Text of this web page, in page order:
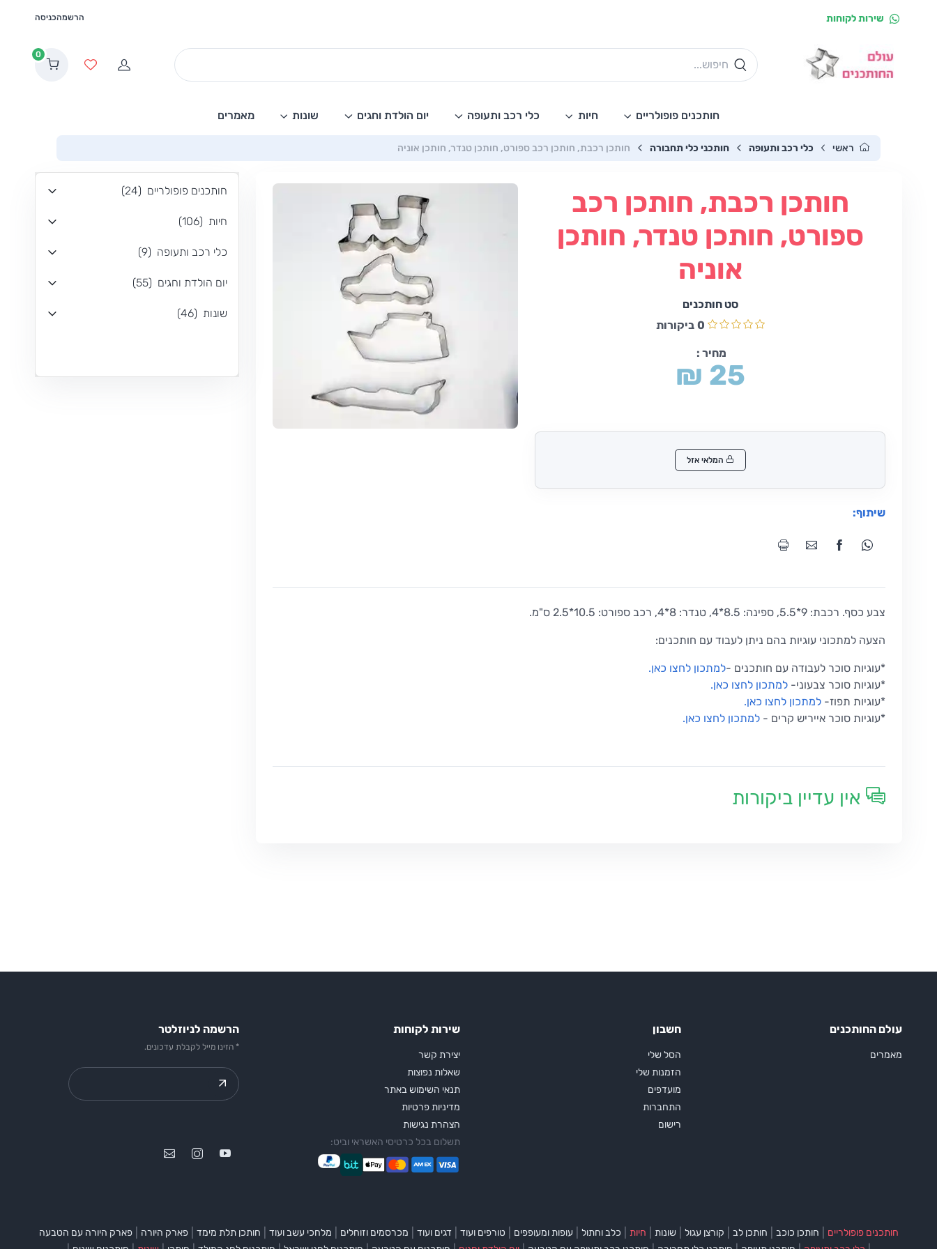
שירות לקוחות הרשמהכניסה
הרשמהמועדפים
0
חותכנים פופולריים חיות כלי רכב ותעופה יום הולדת וחגים שונות מאמרים
ראשי כלי רכב ותעופה חותכני כלי תחבורה חותכן רכבת, חותכן רכב ספורט, חותכן טנדר, חותכן אוניה
חותכן רכבת, חותכן רכב
ספורט, חותכן טנדר, חותכן
אוניה
סט חותכנים
0 ביקורות
מחיר :
₪ 25
המלאי אזל
שיתוף:
צבע כסף. רכבת: 9*5.5, ספינה: 8.5*4, טנדר: 8*4, רכב ספורט: 10.5*2.5 ס"מ.
הצעה למתכוני עוגיות בהם ניתן לעבוד עם חותכנים:
*עוגיות סוכר לעבודה עם חותכנים -למתכון לחצו כאן.
*עוגיות סוכר צבעוני- למתכון לחצו כאן.
*עוגיות תפוז- למתכון לחצו כאן.
*עוגיות סוכר אייריש קרים - למתכון לחצו כאן.
אין עדיין ביקורות
חותכנים פופולריים (
24
)
חיות (
106
)
כלי רכב ותעופה (
9
)
יום הולדת וחגים (
55
)
שונות (
46
)
עולם החותכנים
מאמרים
חשבון
הסל שלי
הזמנות שלי
מועדפים
התחברות
רישום
שירות לקוחות
יצירת קשר
שאלות נפוצות
תנאי השימוש באתר
מדיניות פרטיות
הצהרת נגישות
תשלום בכל כרטיסי האשראי וביט:
הרשמה לניוזלטר
* הזינו מייל לקבלת עדכונים.
חותכנים פופולריים חותכן כוכב חותכן לב קורצן עגול שונות חיות כלב וחתול עופות ומעופפים טורפים ועוד דגים ועוד מכרסמים וזוחלים מלחכי עשב ועוד חותכן תלת מימד פארק היורה פארק היורה עם הטבעה